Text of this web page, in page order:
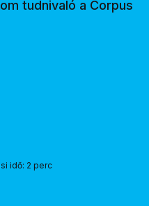
tudnivaló a Corpus
idő: 2 perc